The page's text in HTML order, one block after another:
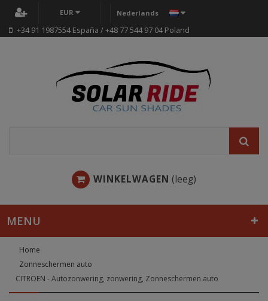
EUR Nederlands
+34 91 1987554 España / +48 77 544 97 04 Poland
WINKELWAGEN (leeg)
MENU
Home
Zonneschermen auto
CITROEN - Autozonwering, zonwering, Zonneschermen auto